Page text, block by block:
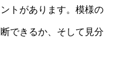
トがあります。模様の
できるか、そして見分